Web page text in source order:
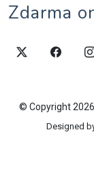
Zdarma
© Copyright2026
Designed